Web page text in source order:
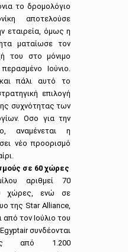
το δρομολόγιο
αποτελούσε
εταιρεία, όμως η
ματαίωσε τον
του στο μόνιμο
Ιούνιο.
πάλι αυτό το
επιλογή
συχνότητας των
Οσο για την
αναμένεται η
νέο προορισμό
σε 60 χώρες
αριθμεί 70
χώρες, ενώ σε
της Star Alliance,
από τον Ιούλιο του
συνδέονται
από 1.200